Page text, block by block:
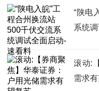
“陕电
系统
滚动:
需求